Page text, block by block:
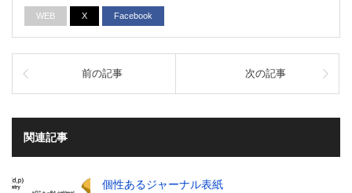
WEB X Facebook
前の記事 次の記事
関連記事
個性あるジャーナル表紙